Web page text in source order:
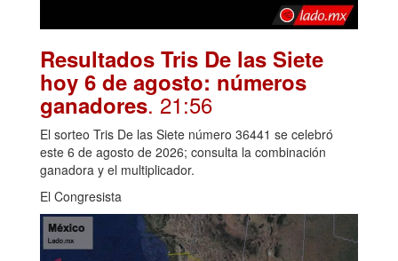
Resultados Tris De las Siete
hoy 6 de agosto: números
ganadores. 21:56
El sorteo Tris De las Siete número 36441 se celebró
este 6 de agosto de 2026; consulta la combinación
ganadora y el multiplicador.
El Congresista